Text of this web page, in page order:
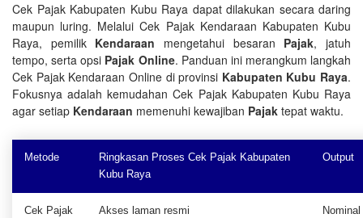
Cek Pajak Kabupaten Kubu Raya dapat dilakukan secara daring
maupun luring. Melalui Cek Pajak Kendaraan Kabupaten Kubu
Raya, pemilik Kendaraan mengetahui besaran Pajak, jatuh
tempo, serta opsi Pajak Online. Panduan ini merangkum langkah
Cek Pajak Kendaraan Online di provinsi Kabupaten Kubu Raya.
Fokusnya adalah kemudahan Cek Pajak Kabupaten Kubu Raya
agar setiap Kendaraan memenuhi kewajiban Pajak tepat waktu.
Metode
Ringkasan Proses Cek Pajak Kabupaten
Kubu Raya
Output
Cek Pajak
Akses laman resmi
Nominal